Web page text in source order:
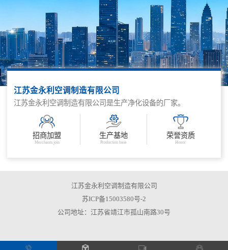
江苏金永利空调制造有限公司
江苏金永利空调制造有限公司是生产净化设备的厂家。
招商加盟
Merchants join
生产基地
Production base
荣誉资质
Honor
江苏金永利空调制造有限公司
苏ICP备15003580号-2
公司地址：江苏省靖江市孤山南路30号